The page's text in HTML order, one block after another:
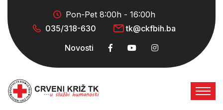
Pon-Pet 8:00h - 16:00h
035/318-630
tk@ckfbih.ba
Novosti